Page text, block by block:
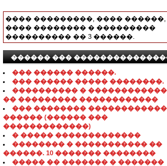
���� ���������, ���� ������,
���� �������� � ���������
���������� �� 3 ������.
������ ���
��� ������ ������.
��� ������ ����� ��������.
���������� �
�� ��������� ������������
��� �������� ������������
������ (������ ���
�������������)
� ����� �������������
�������� � ����������� ��
������. 10 ������� ��������
����� �� ������� � �������